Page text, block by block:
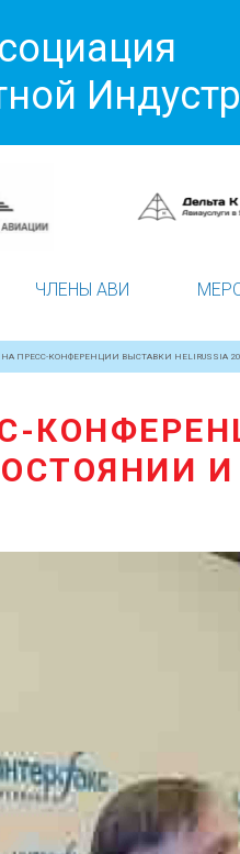
ЧЛЕНЫ АВИ
НА ПРЕСС-КОНФЕРЕНЦИИ ВЫСТАВКИ HELIRUSSIA